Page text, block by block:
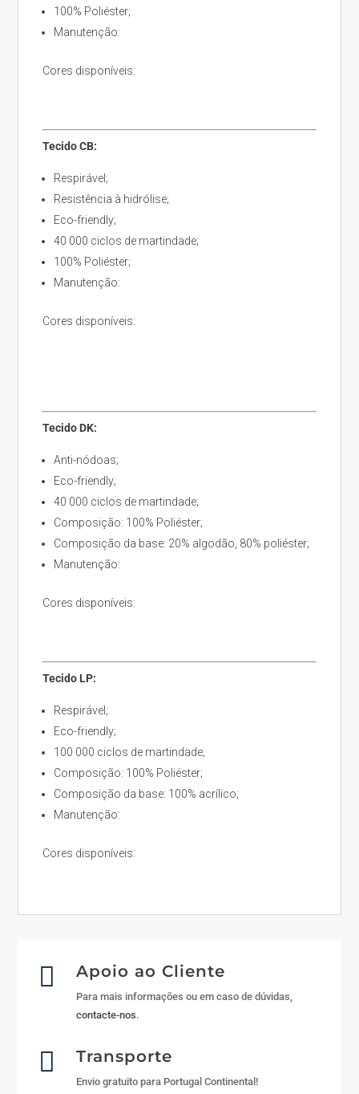
100% Poliéster;
Manutenção:
Cores disponíveis:
Tecido CB:
Respirável;
Resistência à hidrólise;
Eco-friendly;
40 000 ciclos de martindade;
100% Poliéster;
Manutenção:
Cores disponíveis:
Tecido DK:
Anti-nódoas;
Eco-friendly;
40 000 ciclos de martindade;
Composição: 100% Poliéster;
Composição da base: 20% algodão, 80% poliéster;
Manutenção:
Cores disponíveis:
Tecido LP:
Respirável;
Eco-friendly;
100 000 ciclos de martindade;
Composição: 100% Poliéster;
Composição da base: 100% acrílico;
Manutenção:
Cores disponíveis:
 Apoio ao Cliente
Para mais informações ou em caso de dúvidas,
contacte-nos.
 Transporte
Envio gratuito para Portugal Continental!